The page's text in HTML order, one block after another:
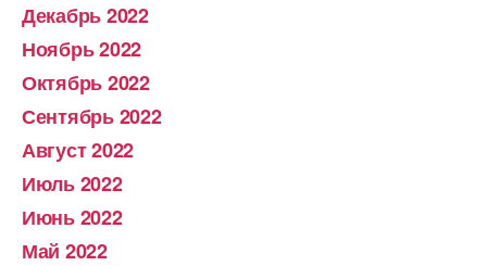
Декабрь 2022
Ноябрь 2022
Октябрь 2022
Сентябрь 2022
Август 2022
Июль 2022
Июнь 2022
Май 2022